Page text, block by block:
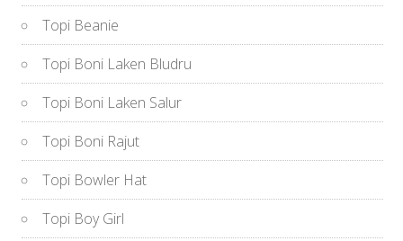
Topi Beanie
Topi Boni Laken Bludru
Topi Boni Laken Salur
Topi Boni Rajut
Topi Bowler Hat
Topi Boy Girl